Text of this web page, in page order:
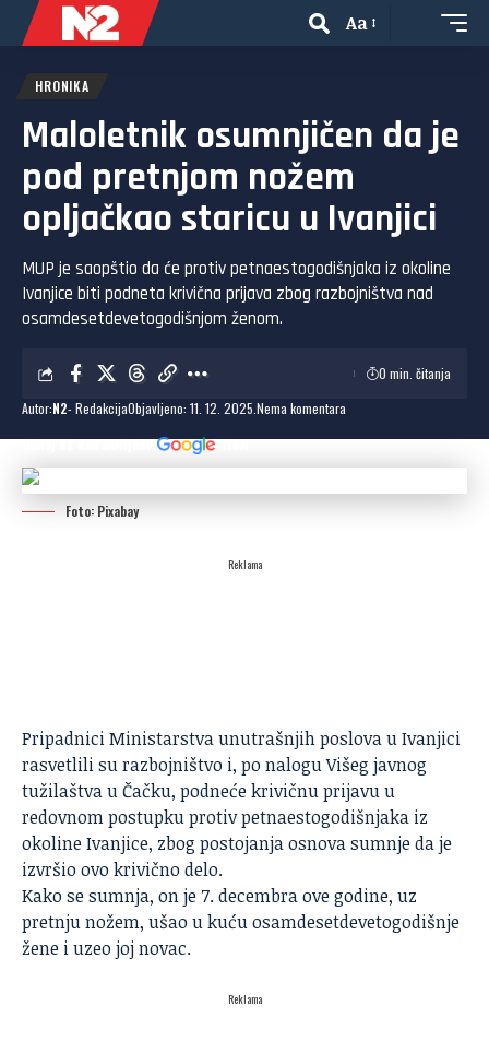
Aa
HRONIKA
Maloletnik osumnjičen da je
pod pretnjom nožem
opljačkao staricu u Ivanjici
MUP je saopštio da će protiv petnaestogodišnjaka iz okoline
Ivanjice biti podneta krivična prijava zbog razbojništva nad
osamdesetdevetogodišnjom ženom.
Autor:N2- RedakcijaObjavljeno: 11. 12. 2025. Nema komentara
0 min. čitanja
Dodaj N2 kao omiljeni izvor
Foto: Pixabay
Reklama
Pripadnici Ministarstva unutrašnjih poslova u Ivanjici
rasvetlili surazbojništvo i, po nalogu Višeg javnog
tužilaštva u Čačku, podneće krivičnu prijavu u
redovnom postupku protiv petnaestogodišnjaka iz
okoline Ivanjice, zbog postojanja osnova sumnje da je
izvršio ovo krivično delo.
Kako se sumnja, on je 7. decembra ove godine, uz
pretnju nožem, ušao u kuću osamdesetdevetogodišnje
žene i uzeo joj novac.
Reklama